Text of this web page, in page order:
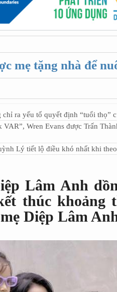
mẹ tặng nhà để
chỉ ra yếu tố quyết định “tuổi thọ”
Wren Evans được Trấn
Lý tiết lộ điều khó nhất khi
Lâm Anh
thúc khoảng
Diệp Lâm